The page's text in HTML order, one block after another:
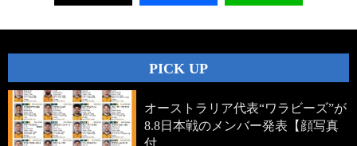
PICK UP
オーストラリア代表“ワラビーズ”が
8.8日本戦のメンバー発表【顔写真
付…